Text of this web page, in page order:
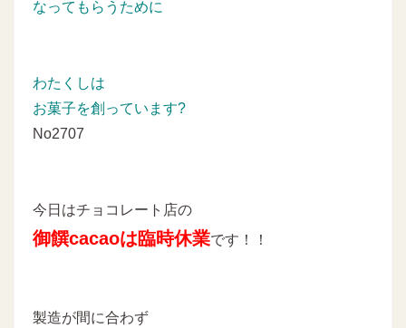
なってもらうために
わたくしは
お菓子を創っています?
No2707
今日はチョコレート店の
御饌cacaoは臨時休業です！！
製造が間に合わず